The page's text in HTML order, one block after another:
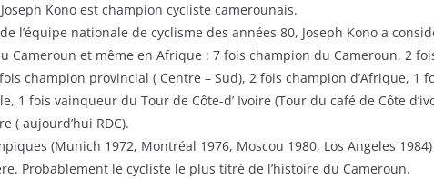
Kono est champion cycliste camerounais.
l’équipe nationale de cyclisme des années 80, Joseph Kono a
Cameroun et même en Afrique : 7 fois champion du Cameroun, 2
champion provincial ( Centre – Sud), 2 fois champion d’Afrique, 1
1 fois vainqueur du Tour de Côte-d’ Ivoire (Tour du café de Côte
( aujourd’hui RDC).
(Munich 1972, Montréal 1976, Moscou 1980, Los Angeles
Probablement le cycliste le plus titré de l’histoire du Cameroun.